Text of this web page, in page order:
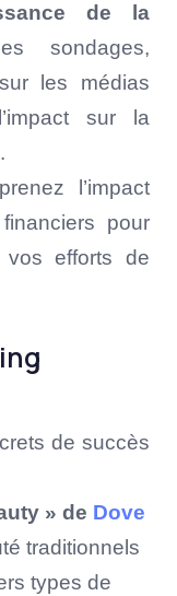
de la
sondages,
les médias
sur la
l’impact
pour
efforts de
de succès
» de Dove
traditionnels
types de